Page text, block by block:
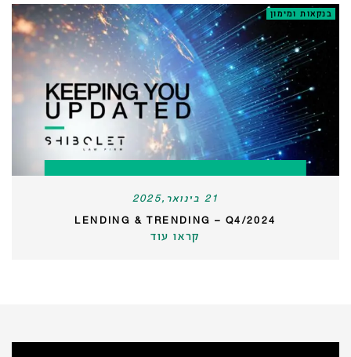
בנקאות ומימון
21 בינואר,2025
LENDING & TRENDING – Q4/2024
קראו עוד